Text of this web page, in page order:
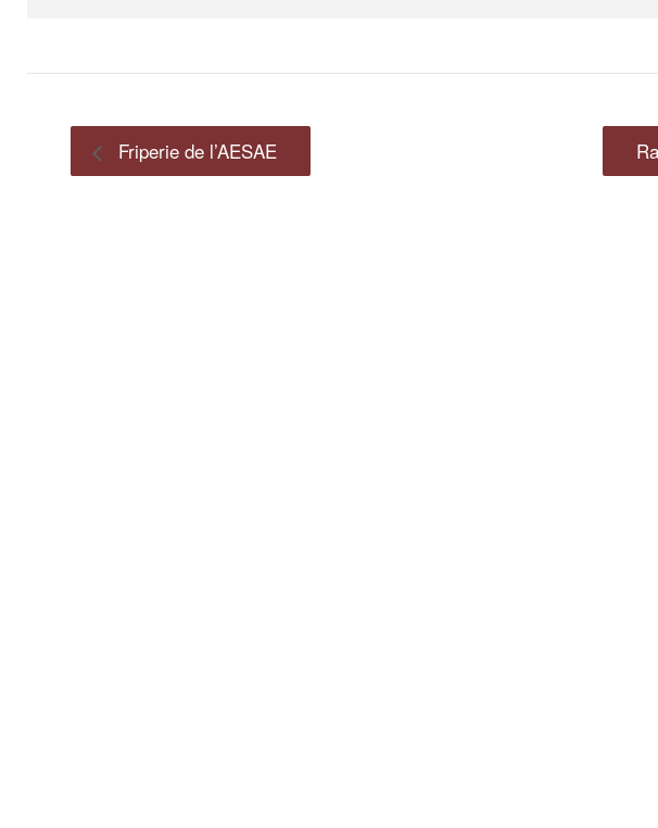
Friperie de l’AESAE